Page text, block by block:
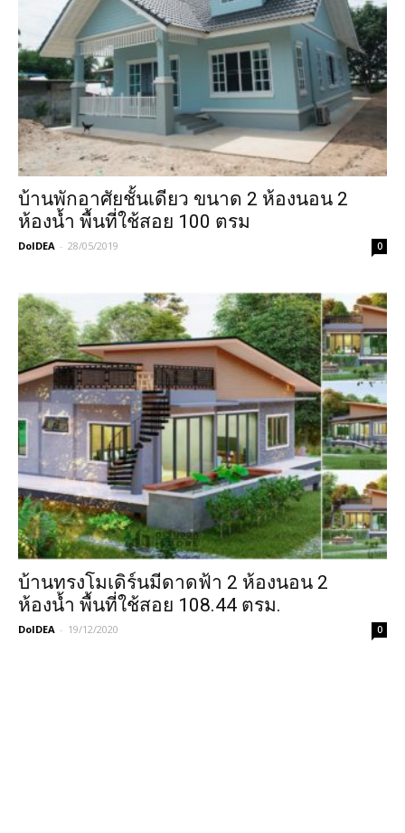
บ้านพักอาศัยชั้นเดียว ขนาด 2 ห้องนอน 2
ห้องน้ำ พื้นที่ใช้สอย 100 ตรม
DoIDEA - 28/05/2019 0
บ้านทรงโมเดิร์นมีดาดฟ้า 2 ห้องนอน 2
ห้องน้ำ พื้นที่ใช้สอย 108.44 ตรม.
DoIDEA - 19/12/2020 0